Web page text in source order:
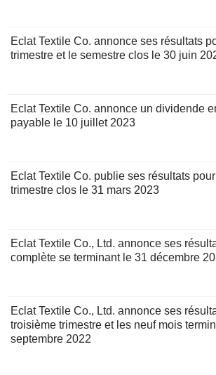
Eclat Textile Co. annonce ses résultats
trimestre et le semestre clos le 30 juin
Eclat Textile Co. annonce un dividende
payable le 10 juillet 2023
Eclat Textile Co. publie ses résultats
trimestre clos le 31 mars 2023
Eclat Textile Co., Ltd. annonce ses
complète se terminant le 31 décembre
Eclat Textile Co., Ltd. annonce ses
troisième trimestre et les neuf mois
septembre 2022